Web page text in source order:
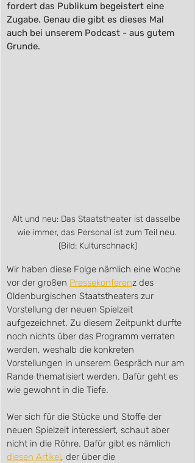
fordert das Publikum begeistert eine
Zugabe. Genau die gibt es dieses Mal
auch bei unserem Podcast - aus gutem
Grunde.
Alt und neu: Das Staatstheater ist dasselbe
wie immer, das Personal ist zum Teil neu.
(Bild: Kulturschnack)
Wir haben diese Folge nämlich eine Woche
vor der großen Pressekonferenz des
Oldenburgischen Staatstheaters zur
Vorstellung der neuen Spielzeit
aufgezeichnet. Zu diesem Zeitpunkt durfte
noch nichts über das Programm verraten
werden, weshalb die konkreten
Vorstellungen in unserem Gespräch nur am
Rande thematisiert werden. Dafür geht es
wie gewohnt in die Tiefe.
Wer sich für die Stücke und Stoffe der
neuen Spielzeit interessiert, schaut aber
nicht in die Röhre. Dafür gibt es nämlich
diesen Artikel, der über die